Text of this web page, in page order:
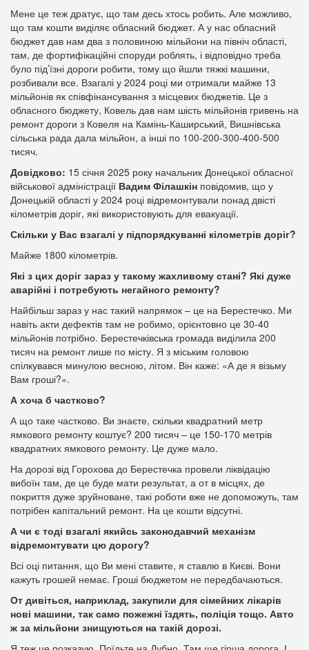
Мене це теж дратує, що там десь хтось робить. Але можливо,
що там кошти виділяє обласний бюджет. А у нас обласний
бюджет дав нам два з половиною мільйони на північ області,
там, де фортифікаційні споруди роблять, і відповідно треба
було під’їзні дороги робити, тому що йшли тяжкі машини,
розбивали все. Взагалі у 2024 році ми отримали майже 13
мільйонів як співфінансування з місцевих бюджетів. Це з
обласного бюджету, Ковель дав нам шість мільйонів гривень на
ремонт дороги з Ковеля на Камінь-Каширський, Вишнівська
сільська рада дала мільйон, а інші по 100-200-300-400-500
тисяч.
Довідково: 15 січня 2025 року начальник Донецької обласної
військової адміністрації Вадим Філашкін повідомив, що у
Донецькій області у 2024 році відремонтували понад двісті
кілометрів доріг, які використовують для евакуації.
Скільки у Вас взагалі у підпорядкуванні кілометрів доріг?
Майже 1800 кілометрів.
Які з цих доріг зараз у такому жахливому стані? Які дуже
аварійні і потребують негайного ремонту?
Найбільш зараз у нас такий напрямок – це на Берестечко. Ми
навіть акти дефектів там не робимо, орієнтовно це 30-40
мільйонів потрібно. Берестечківська громада виділила 200
тисяч на ремонт лише по місту. Я з міським головою
спілкувався минулою весною, літом. Він каже: «А де я візьму
Вам гроші?».
А хоча б частково?
А що таке частково. Ви знаєте, скільки квадратний метр
ямкового ремонту коштує? 200 тисяч – це 150-170 метрів
квадратних ямкового ремонту. Це дуже мало.
На дорозі від Горохова до Берестечка провели ліквідацію
вибоїн там, де це буде мати результат, а от в місцях, де
покриття дуже зруйноване, такі роботи вже не допоможуть, там
потрібен капітальний ремонт. На це кошти відсутні.
А чи є тоді взагалі якийсь законодавчий механізм
відремонтувати цю дорогу?
Всі оці питання, що Ви мені ставите, я ставлю в Києві. Вони
кажуть грошей немає. Гроші бюджетом не передбачаються.
От дивіться, наприклад, закупили для сімейних лікарів
нові машини, так само пожежні їздять, поліція тощо. Авто
ж за мільйони знищуються на такій дорозі.